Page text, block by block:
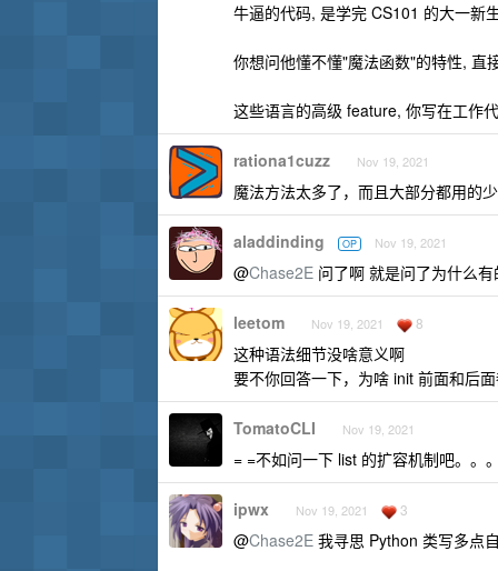
牛逼的代码, 是学完 CS101 的大一新
你想问他懂不懂"魔法函数"的特性, 直
这些语言的高级 feature, 你写在工作
rationa1cuzz Nov 19, 2021
魔法方法太多了，而且大部分都用的少
aladdinding OP Nov 19, 2021
@Chase2E 问了啊 就是问了为什么
leetom Nov 19, 2021 8
这种语法细节没啥意义啊
要不你回答一下，为啥 init 前面和后
TomatoCLI Nov 19, 2021
= =不如问一下 list 的扩容机制吧。。。
ipwx Nov 19, 2021 3
@Chase2E 我寻思 Python 类写多点